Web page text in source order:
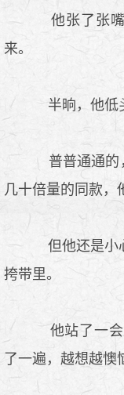
他张了张嘴
来。
半晌，他低
普普通通的
几十倍量的同款，
但他还是小
挎带里。
他站了一会
了一遍，越想越懊